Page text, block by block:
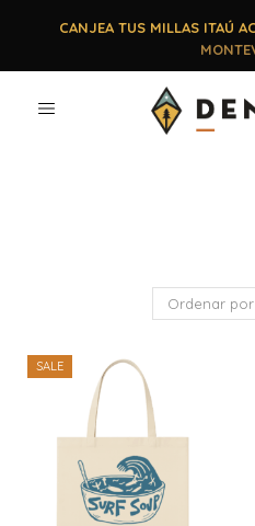
CANJEA TUS MILLAS ITAÚ
SALE